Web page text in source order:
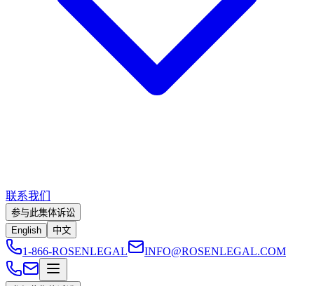
联系我们
参与此集体诉讼
English
中文
1-866-ROSENLEGAL INFO@ROSENLEGAL.COM